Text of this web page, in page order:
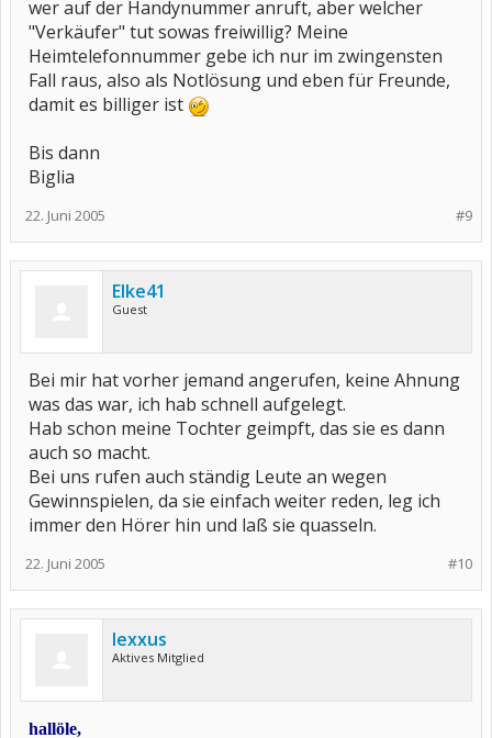
wer auf der Handynummer anruft, aber welcher
"Verkäufer" tut sowas freiwillig? Meine
Heimtelefonnummer gebe ich nur im zwingensten
Fall raus, also als Notlösung und eben für Freunde,
damit es billiger ist
Bis dann
Biglia
#9
22. Juni 2005
Elke41
Guest
Bei mir hat vorher jemand angerufen, keine Ahnung
was das war, ich hab schnell aufgelegt.
Hab schon meine Tochter geimpft, das sie es dann
auch so macht.
Bei uns rufen auch ständig Leute an wegen
Gewinnspielen, da sie einfach weiter reden, leg ich
immer den Hörer hin und laß sie quasseln.
#10
22. Juni 2005
lexxus
Aktives Mitglied
hallöle,